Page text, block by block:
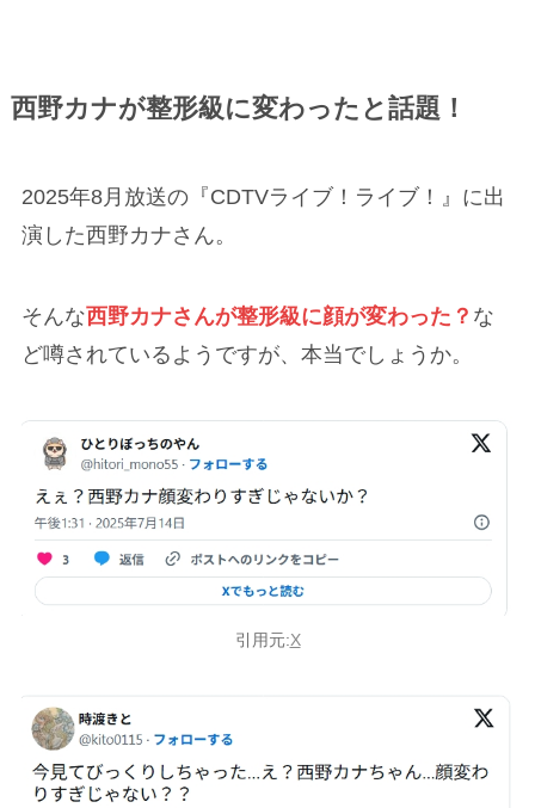
西野カナが整形級に変わったと話題！
2025年8月放送の『CDTVライブ！ライブ！』に出
演した西野カナさん。
そんな西野カナさんが整形級に顔が変わった？ な
ど噂されているようですが、本当でしょうか。
引用元:X